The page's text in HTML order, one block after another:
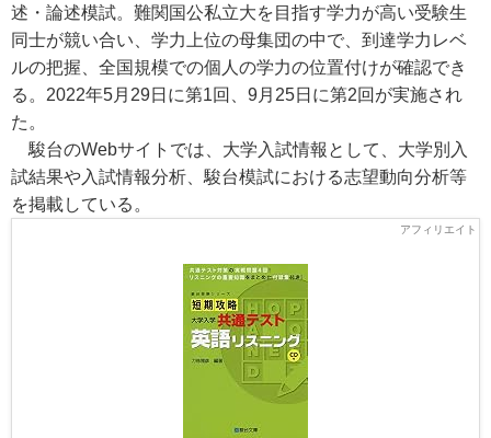
述・論述模試。難関国公私立大を目指す学力が高い受験生
同士が競い合い、学力上位の母集団の中で、到達学力レベ
ルの把握、全国規模での個人の学力の位置付けが確認でき
る。2022年5月29日に第1回、9月25日に第2回が実施され
た。
駿台のWebサイトでは、大学入試情報として、大学別入
試結果や入試情報分析、駿台模試における志望動向分析等
を掲載している。